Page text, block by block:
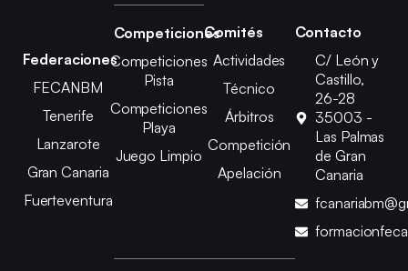
Federaciones
FECANBM
Tenerife
Lanzarote
Gran Canaria
Fuerteventura
Competiciones
Competiciones
Pista
Competiciones
Playa
Juego Limpio
Comités
Actividades
Técnico
Árbitros
Competición
Apelación
Contacto
C/ León y
Castillo,
26-28
35003 -
Las Palmas
de Gran
Canaria